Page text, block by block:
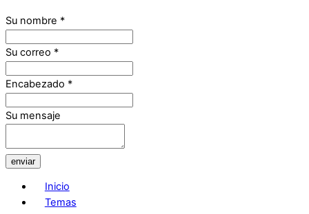
Su nombre *
Su correo *
Encabezado *
Su mensaje
enviar
Inicio
Temas